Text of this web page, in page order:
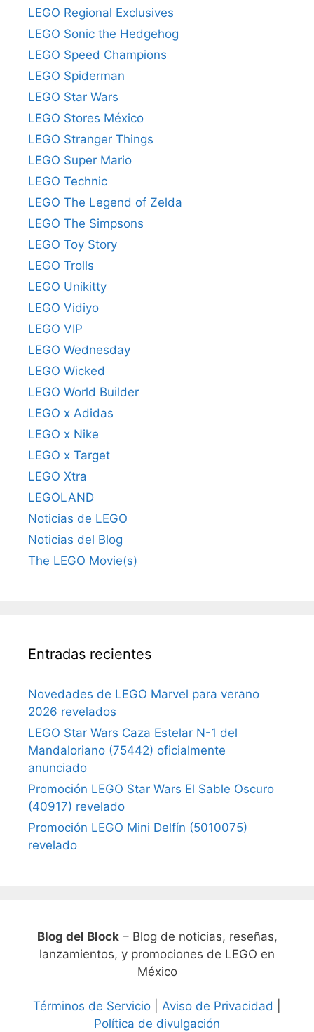
LEGO Regional Exclusives
LEGO Sonic the Hedgehog
LEGO Speed Champions
LEGO Spiderman
LEGO Star Wars
LEGO Stores México
LEGO Stranger Things
LEGO Super Mario
LEGO Technic
LEGO The Legend of Zelda
LEGO The Simpsons
LEGO Toy Story
LEGO Trolls
LEGO Unikitty
LEGO Vidiyo
LEGO VIP
LEGO Wednesday
LEGO Wicked
LEGO World Builder
LEGO x Adidas
LEGO x Nike
LEGO x Target
LEGO Xtra
LEGOLAND
Noticias de LEGO
Noticias del Blog
The LEGO Movie(s)
Entradas recientes
Novedades de LEGO Marvel para verano
2026 revelados
LEGO Star Wars Caza Estelar N-1 del
Mandaloriano (75442) oficialmente
anunciado
Promoción LEGO Star Wars El Sable Oscuro
(40917) revelado
Promoción LEGO Mini Delfín (5010075)
revelado
Blog del Block– Blog de noticias, reseñas,
lanzamientos, y promociones de LEGO en
México
Términos de Servicio Aviso de Privacidad
Política de divulgación